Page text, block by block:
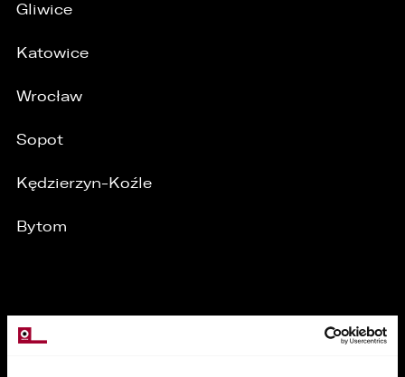
Gliwice
Katowice
Wrocław
Sopot
Kędzierzyn-Koźle
Bytom